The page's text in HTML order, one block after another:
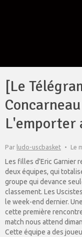
[Le
L'emporter
Par ludo-uscbasket Le
Les filles d'Eric Garnier
deux équipes, qui
groupe qui devance
classement. Les
le week-end dernier.
cette première
match nous attend
Cette équipe a des